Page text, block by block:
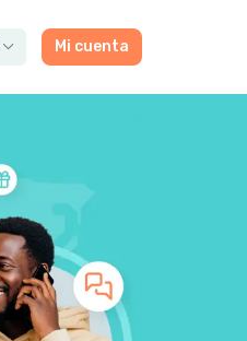
Mi cuenta